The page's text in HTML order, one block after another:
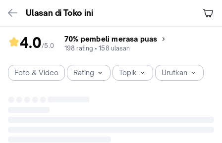
Ulasan di Toko ini
4.0/5.0
rating
4.0
dari
70% pembeli merasa puas
198 rating • 158 ulasan
Foto & Video Rating Topik Urutkan